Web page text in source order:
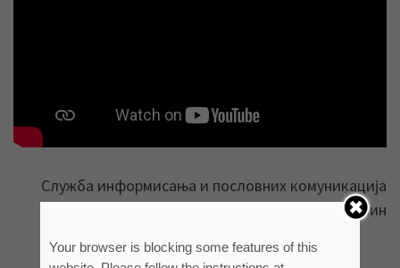
Служба информисања и пословних комуникација
ЈКП „Водовод и канализација“ Зрењанин
Your browser is blocking some features of this